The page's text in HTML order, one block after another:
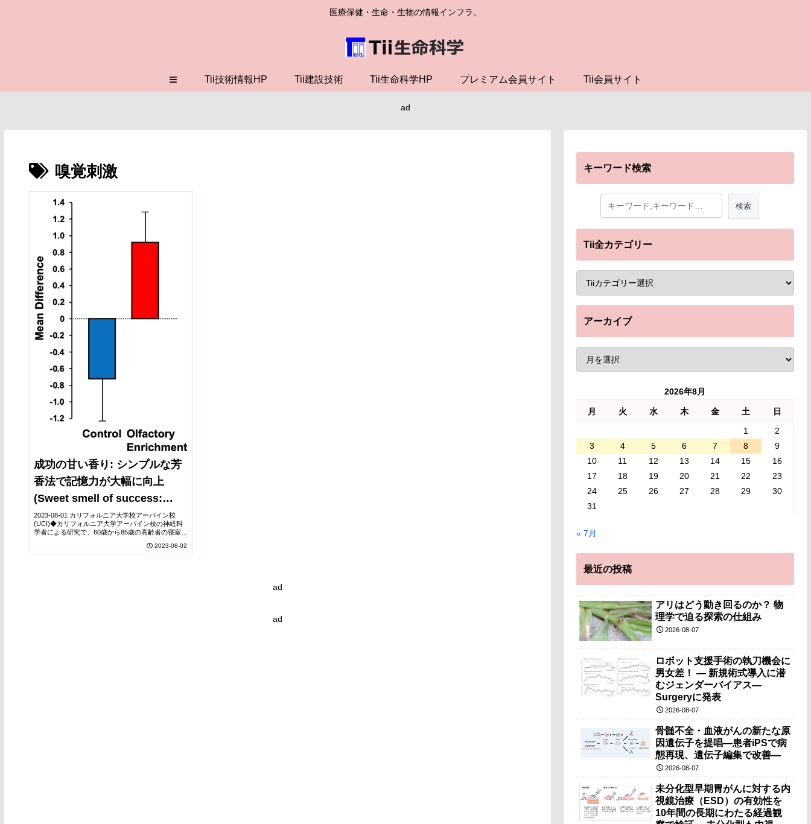
医療保健・生命・生物の情報インフラ。
≡ Tii技術情報HP Tii建設技術 Tii生命科学HP プレミアム会員サイト Tii会員サイト
ad
嗅覚刺激
成功の甘い香り: シンプルな芳
香法で記憶力が大幅に向上
(Sweet smell of success:
Simple fragrance method
produces major memory
2023-08-01 カリフォルニア大学校アーバイン校
(UCI)◆カリフォルニア大学アーバイン校の神経科
学者による研究で、60歳から85歳の高齢者の寝室に
ほど向上することがわかりました。この研究...
2023-08-02
ad
ad
キーワード検索
Tii全カテゴリー
アーカイブ
2026年8月
月 火 水 木 金 土
日
1
2
3
4 5 6 7 8
9
10
11 12 13 14 15
16
17
18 19 20 21 22
23
24
25 26 27 28 29
30
31
« 7月
最近の投稿
アリはどう動き回るのか？ 物
理学で迫る探索の仕組み
2026-08-07
ロボット支援手術の執刀機会に
男女差！ — 新規術式導入に潜
むジェンダーバイアス—
Surgeryに発表
2026-08-07
骨髄不全・血液がんの新たな原
因遺伝子を提唱―患者iPSで病
態再現、遺伝子編集で改善―
2026-08-07
未分化型早期胃がんに対する内
視鏡治療（ESD）の有効性を
10年間の長期にわたる経過観